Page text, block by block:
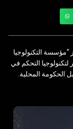
“مؤسسة التكنولوجيا
لتكنولوجيا التحكم في
الحكومة المحلية.